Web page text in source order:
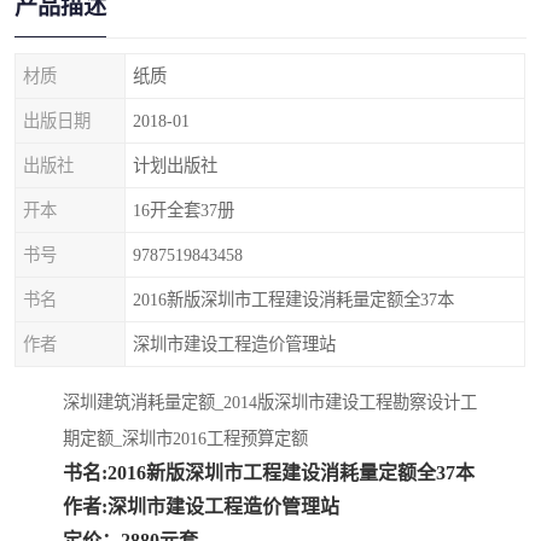
产品描述
材质 纸质
出版日期 2018-01
出版社 计划出版社
开本 16开全套37册
书号 9787519843458
书名 2016新版深圳市工程建设消耗量定额全37本
作者 深圳市建设工程造价管理站
深圳建筑消耗量定额_2014版深圳市建设工程勘察设计工
期定额_深圳市2016工程预算定额
书名:2016新版深圳市工程建设消耗量定额全37本
作者:深圳市建设工程造价管理站
疏浚工程预算定额
吉林建设工程计价定额
福建建设工程预算定额
江西省建筑工程预算定额
锅炉及压力容器规范国际 广东省建设工程预算定额
甘肃省建设工程预算定额 山西省建设工程预算定额
内蒙古建设工程预算定额 公路工程预算定额